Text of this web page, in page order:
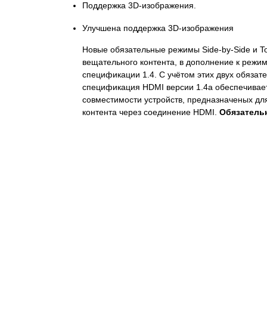
Поддержка 3D-изображения.
Улучшена поддержка 3D-изображения
Новые обязательные режимы Side-by-Side и
вещательного контента, в дополнение к
спецификации 1.4. С учётом этих двух
спецификация HDMI версии 1.4a
совместимости устройств, предназначеных
контента через соединение HDMI.